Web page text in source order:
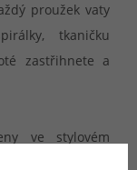
proužek vaty
tkaničku
zastřihnete a
ve stylovém